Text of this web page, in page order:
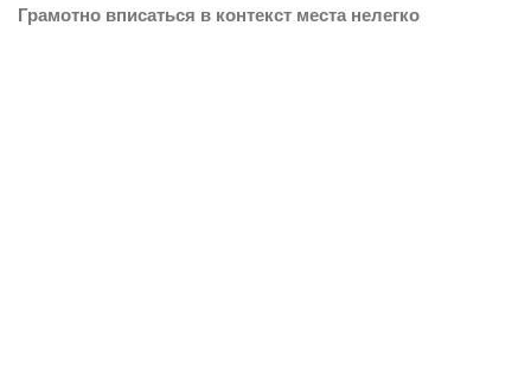
Грамотно вписаться в контекст места нелегко